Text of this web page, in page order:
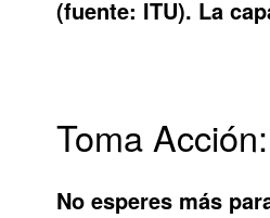
(fuente: ITU). La
Toma
No esperes más